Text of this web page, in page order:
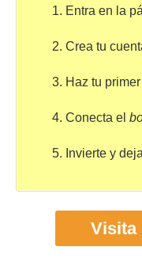
Entra en la
Crea tu
Haz tu
Conecta el
Invierte y
Visita